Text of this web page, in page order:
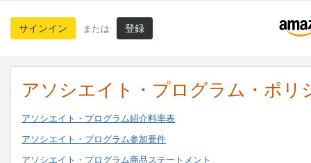
サインイン または 登録
アソシエイト・プログラム・ポリ
アソシエイト・プログラム紹介料率表
アソシエイト・プログラム参加要件
アソシエイト・プログラム商品ステートメント